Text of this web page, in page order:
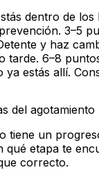
dentro de
3–5
y haz
tarde. 6–8
ya estás allí.
del agotamiento
tiene un
qué etapa te
correcto.